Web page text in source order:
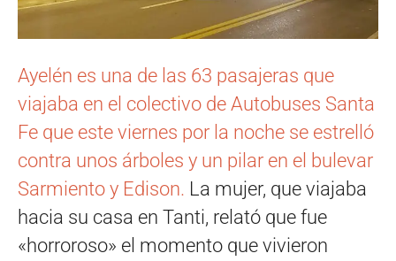
Ayelén es una de las 63 pasajeras que
viajaba en el colectivo de Autobuses Santa
Fe que este viernes por la noche se estrelló
contra unos árboles y un pilar en el bulevar
Sarmiento y Edison. La mujer, que viajaba
hacia su casa en Tanti, relató que fue
«horroroso» el momento que vivieron